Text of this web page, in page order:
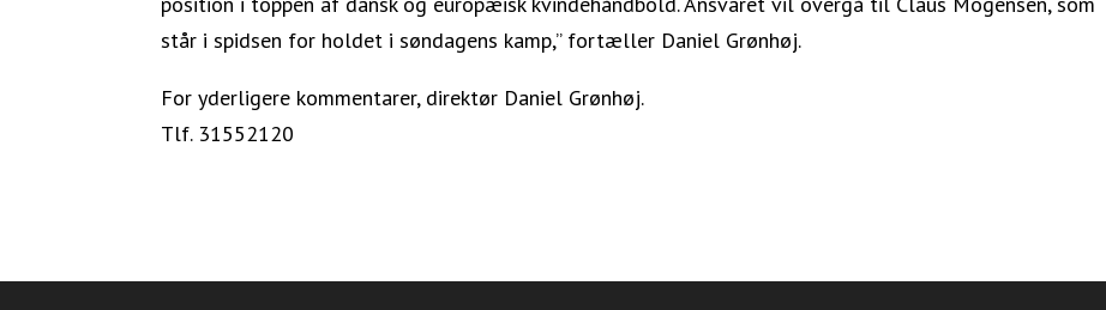
står i spidsen for holdet i søndagens kamp,” fortæller Daniel Grønhøj.
For yderligere kommentarer, direktør Daniel Grønhøj.
Tlf. 31552120